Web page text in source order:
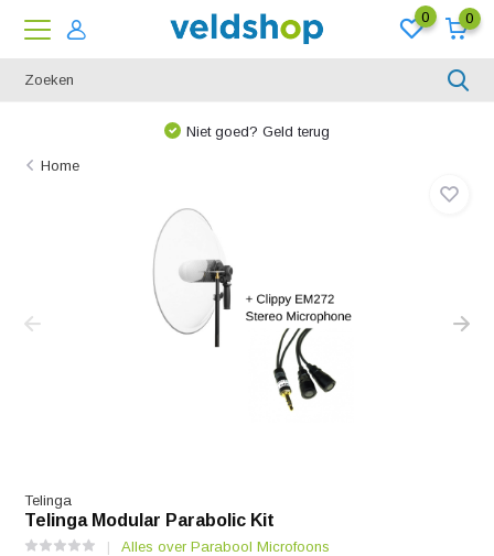
0 0
Niet goed? Geld terug
Home
Telinga
Telinga Modular Parabolic Kit
Alles over Parabool Microfoons